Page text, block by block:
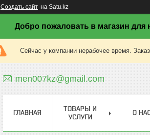
Создать сайт на Satu.kz
Добро пожаловать в магазин
Сейчас у компании нерабочее время.
men007kz@gmail.com
ГЛАВНАЯ
ТОВАРЫ И
УСЛУГИ
О